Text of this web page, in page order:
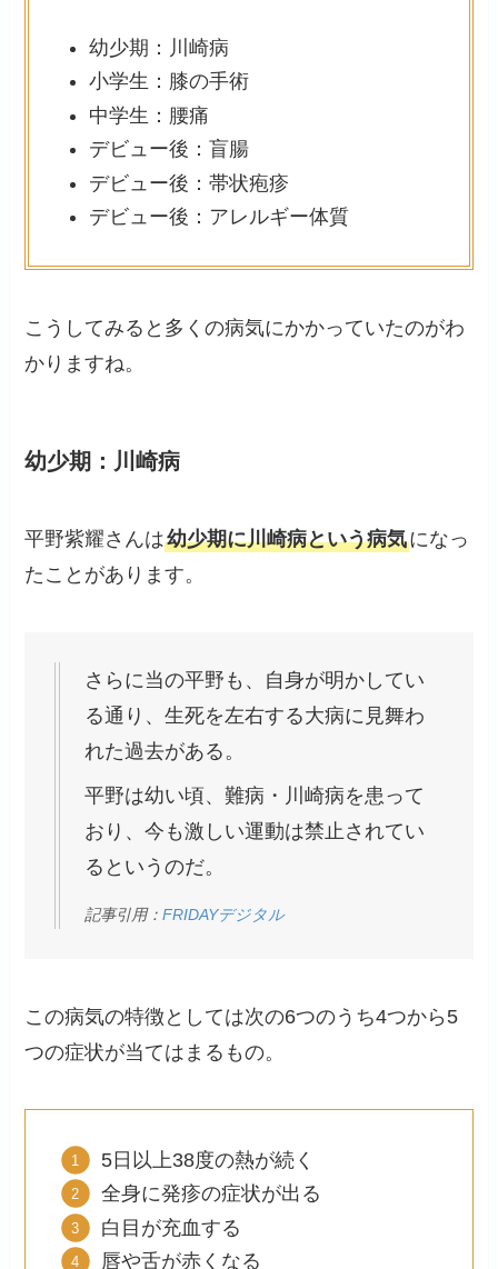
幼少期：川崎病
小学生：膝の手術
中学生：腰痛
デビュー後：盲腸
デビュー後：帯状疱疹
デビュー後：アレルギー体質
こうしてみると多くの病気にかかっていたのがわ
かりますね。
幼少期：川崎病
平野紫耀さんは幼少期に川崎病という病気になっ
たことがあります。
さらに当の平野も、自身が明かしてい
る通り、生死を左右する大病に見舞わ
れた過去がある。
平野は幼い頃、難病・川崎病を患って
おり、今も激しい運動は禁止されてい
るというのだ。
記事引用：FRIDAYデジタル
この病気の特徴としては次の6つのうち4つから5
つの症状が当てはまるもの。
5日以上38度の熱が続く
全身に発疹の症状が出る
白目が充血する
唇や舌が赤くなる